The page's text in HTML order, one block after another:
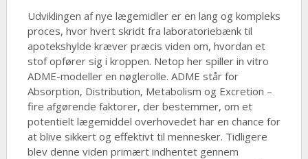
Udviklingen af nye lægemidler er en lang og kompleks
proces, hvor hvert skridt fra laboratoriebænk til
apotekshylde kræver præcis viden om, hvordan et
stof opfører sig i kroppen. Netop her spiller in vitro
ADME-modeller en nøglerolle. ADME står for
Absorption, Distribution, Metabolism og Excretion –
fire afgørende faktorer, der bestemmer, om et
potentielt lægemiddel overhovedet har en chance for
at blive sikkert og effektivt til mennesker. Tidligere
blev denne viden primært indhentet gennem